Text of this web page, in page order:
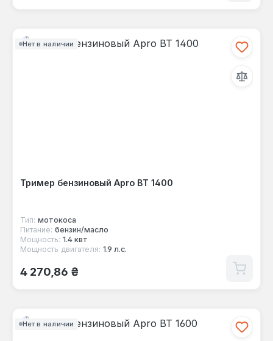
Нет в наличии
Тример бензиновый Apro ВТ 1400
Тип: мотокоса
Питание: бензин/масло
Мощность: 1.4 квт
Мощность двигателя: 1.9 л.с.
Обычная цена:
4 270,86 ₴
Нет в наличии